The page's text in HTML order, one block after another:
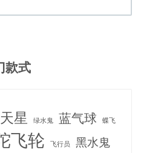
款式
星 绿水鬼 蓝气球 蝶飞
飞轮 飞行员 黑水鬼